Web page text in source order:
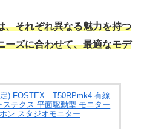
それぞれ異なる魅力を持つ
ーズに合わせて、最適なモデ
) FOSTEX T50RPmk4 有線
ステクス 平面駆動型 モニター
ン スタジオモニター